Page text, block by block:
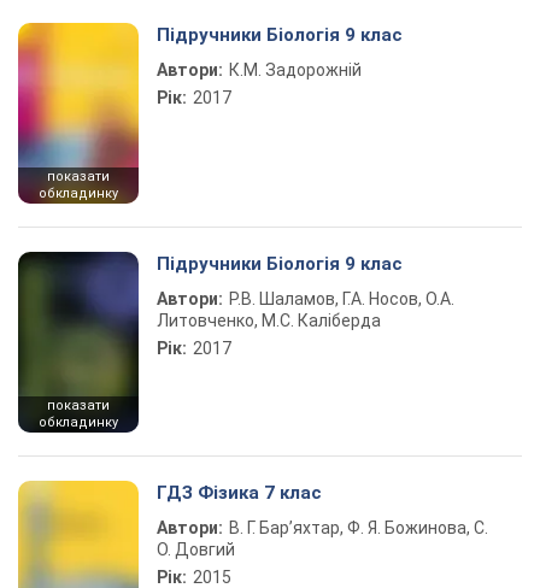
показати
обкладинку
Підручники Біологія 9 клас
Автори: К.М. Задорожній
Рік: 2017
показати
обкладинку
Підручники Біологія 9 клас
Автори: Р.В. Шаламов, Г.А. Носов, О.А.
Литовченко, М.С. Каліберда
Рік: 2017
ГДЗ Фізика 7 клас
Автори: В. Г. Бар’яхтар, Ф. Я. Божинова, С.
О. Довгий
Рік: 2015